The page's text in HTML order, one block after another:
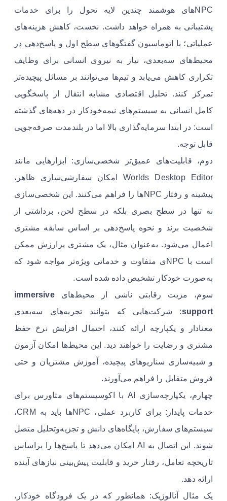
NPCهای هوشمند چندین لایه تحول را برای خدمات
پشتیبانی به همراه خواهد داشت. نخست، کاهش هزینه‌های
عملیاتی؛ با اتوماسیون گفتگوهای سطح اول و پاسخ‌دهی در
محیط‌های سه‌بعدی، نیاز به نیروی انسانی برای وظایف
تکراری کاهش می‌یابد و تیم‌ها می‌توانند بر مسائل پیچیده‌تر
تمرکز کنند. تحلیل اقتصادی مشابه انتقال از پاسخگویی
کامل انسانی به سیستم‌های نیمه‌خودکار در دهه‌های گذشته
است: در ابتدا سرمایه‌گذاری بالا اما در بلندمدت صرفه‌جویی
قابل توجه.
دوم، قابلیت‌های عمیق‌تر شخصی‌سازی: ابزارهایی مانند
Worlds Desktop Editor امکان سفارشی‌سازی ظاهر،
پیشینه و رفتار NPCها را فراهم می‌کنند. این شخصی‌سازی
نه تنها در سطح بصری بلکه در سطح لحن، برداشتی از
شخصیت برند و نحوه پاسخ‌دهی بر اساس سابقه مشتری
اعمال می‌شود. به‌عنوان مثال، یک مشتری پرارزش ممکن
است با NPCی متفاوت و خدماتی ویژه‌تر مواجه شود که
به‌صورت خودکار تشخیص داده شده است.
سوم، مزیت رقابتی ناشی از محیط‌هایimmersive
support: شرکت‌هایی که بتوانند تجربه‌های سه‌بعدی
معنادار و یکپارچه ارائه کنند، احتمال افزایش نرخ حفظ
مشتری و رضایت را خواهند دید. این محیط‌ها امکان آزمون
و شبیه‌سازی سناریوهای پیچیده، آموزش مشتریان و حتی
فروش متقابل را فراهم می‌آورند.
چهارم، یکپارچه‌سازی AI با اکوسیستم‌های متاورس برای
خدمات پایدار: برای کاربرد عملی، NPCها باید به CRM،
سیستم‌های سفارش، پایگاه‌های دانش و تجزیه‌وتحلیل متصل
شوند. این اتصال به AI امکان می‌دهد تا پاسخ‌ها را براساس
تاریخچه تعامل، رفتار خرید و قابلیت پیش‌بینی نیازهای آینده
ارائه دهد.
یک مثال آنالوژیک: همانطور که در یک فرودگاه خودکار،